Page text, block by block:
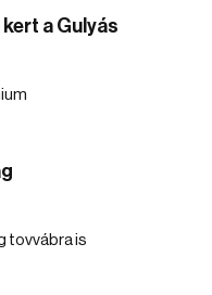
a Gulyás
tovvábra is